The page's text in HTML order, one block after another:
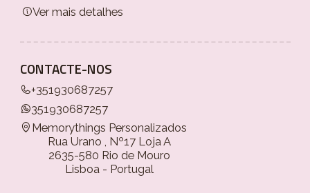
Ver mais detalhes
CONTACTE-NOS
+351930687257
351930687257
Memorythings Personalizados
Rua Urano , Nº17 Loja A
2635-580 Rio de Mouro
Lisboa - Portugal